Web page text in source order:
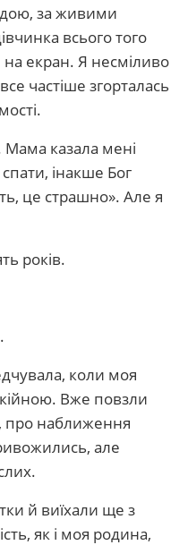
за живими
всього того
екран. Я несміливо
частіше згорталась
Мама казала мені
інакше Бог
це страшно». Але я
років.
коли моя
Вже повзли
про наближення
але
й виїхали ще з
як і моя родина,